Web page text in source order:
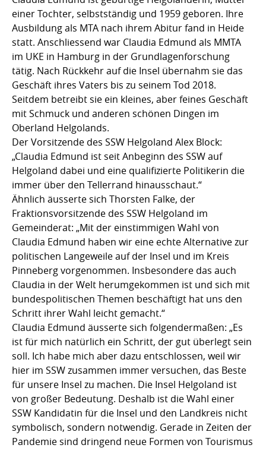
einer Tochter, selbstständig und 1959 geboren. Ihre
Ausbildung als MTA nach ihrem Abitur fand in Heide
statt. Anschliessend war Claudia Edmund als MMTA
im UKE in Hamburg in der Grundlagenforschung
tätig. Nach Rückkehr auf die Insel übernahm sie das
Geschäft ihres Vaters bis zu seinem Tod 2018.
Seitdem betreibt sie ein kleines, aber feines Geschäft
mit Schmuck und anderen schönen Dingen im
Oberland Helgolands.
Der Vorsitzende des SSW Helgoland Alex Block:
„Claudia Edmund ist seit Anbeginn des SSW auf
Helgoland dabei und eine qualifizierte Politikerin die
immer über den Tellerrand hinausschaut.“
Ähnlich äusserte sich Thorsten Falke, der
Fraktionsvorsitzende des SSW Helgoland im
Gemeinderat: „Mit der einstimmigen Wahl von
Claudia Edmund haben wir eine echte Alternative zur
politischen Langeweile auf der Insel und im Kreis
Pinneberg vorgenommen. Insbesondere das auch
Claudia in der Welt herumgekommen ist und sich mit
bundespolitischen Themen beschäftigt hat uns den
Schritt ihrer Wahl leicht gemacht.“
Claudia Edmund äusserte sich folgendermaßen: „Es
ist für mich natürlich ein Schritt, der gut überlegt sein
soll. Ich habe mich aber dazu entschlossen, weil wir
hier im SSW zusammen immer versuchen, das Beste
für unsere Insel zu machen. Die Insel Helgoland ist
von großer Bedeutung. Deshalb ist die Wahl einer
SSW Kandidatin für die Insel und den Landkreis nicht
symbolisch, sondern notwendig. Gerade in Zeiten der
Pandemie sind dringend neue Formen von Tourismus